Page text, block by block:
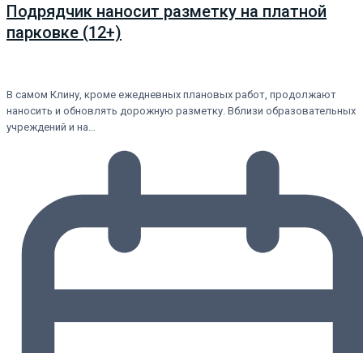
Подрядчик наносит разметку на платной
парковке (12+)
В самом Клину, кроме ежедневных плановых работ, продолжают
наносить и обновлять дорожную разметку. Вблизи образовательных
учреждений и на…